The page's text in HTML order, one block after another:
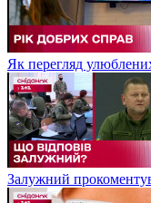
Як перегляд
Залужний